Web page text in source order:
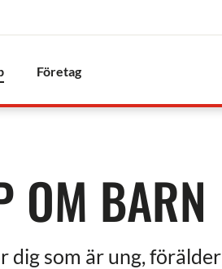
Företag
OM BARN
dig som är ung, förälder